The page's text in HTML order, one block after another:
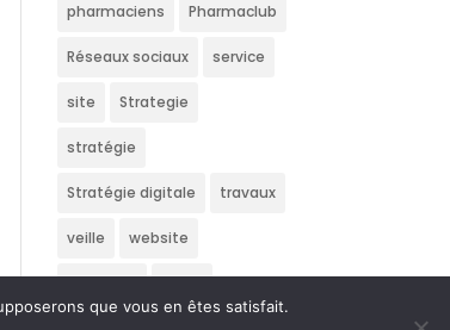
pharmaciens Pharmaclub
Réseaux sociaux service
site Strategie
stratégie
Stratégie digitale travaux
veille website
Wedstrijd écran
que vous en êtes satisfait.